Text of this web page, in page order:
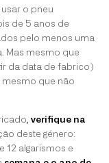
o pneu
de 5 anos de
pelo menos uma
Mas mesmo que
da data de fabrico)
mesmo que não
verifique na
deste género:
12 algarismos e